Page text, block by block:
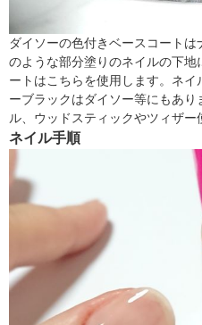
ダイソーの色付きベースコート
のような部分塗りのネイルの下
ートはこちらを使用します。ネ
ーブラックはダイソー等にもあり
ル、ウッドスティックやツィザー
ネイル手順